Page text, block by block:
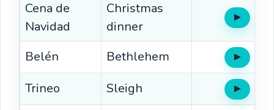
Cena de
Navidad
Christmas
dinner
▶Oír
Belén Bethlehem ▶Oír
Trineo Sleigh ▶Oír